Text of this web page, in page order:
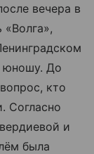
вечера в
юношу. До
кто
Согласно
и
была